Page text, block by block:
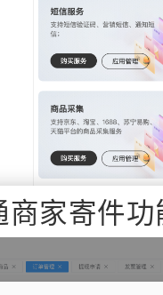
家寄件功